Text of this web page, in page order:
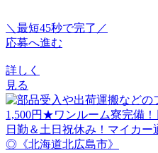
＼最短45秒で完了／
応募へ進む
詳しく
見る